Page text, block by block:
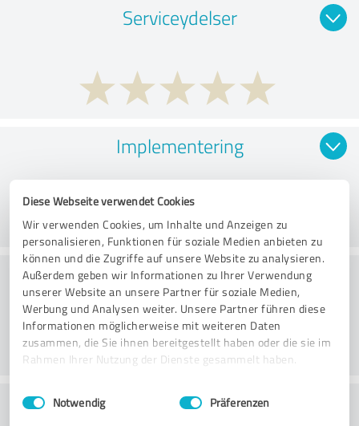
Diese Webseite verwendet Cookies
Wir verwenden Cookies, um Inhalte und Anzeigen zu
personalisieren, Funktionen für soziale Medien anbieten zu
können und die Zugriffe auf unsere Website zu analysieren.
Außerdem geben wir Informationen zu Ihrer Verwendung
unserer Website an unsere Partner für soziale Medien,
Werbung und Analysen weiter. Unsere Partner führen diese
Informationen möglicherweise mit weiteren Daten
zusammen, die Sie ihnen bereitgestellt haben oder die sie im
Rahmen Ihrer Nutzung der Dienste gesammelt haben.
Impressum Datenschutzbestimmungen
Einwilligungsauswahl
Notwendig Präferenzen
Serviceydelser
Implementering
Rådgivning
Kundeservice